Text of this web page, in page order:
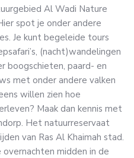
Al Wadi Nature
spot je onder andere
Je kunt begeleide tours
(nacht)wandelingen
boogschieten, paard- en
met onder andere valken
willen zien hoe
Maak dan kennis met
Het natuurreservaat
van Ras Al Khaimah stad.
midden in de